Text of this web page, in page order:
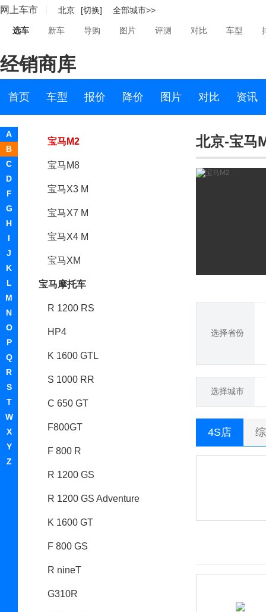
网上车市 北京 [切换] 全部城市>>
选车 新车 导购 图片 评测 对比 车型
经销商库
首页 车型 报价 降价 图片 对比 资讯
A
B
C
D
F
G
H
I
J
K
L
M
N
O
P
Q
R
S
T
W
X
Y
Z
宝马X6 M
宝马M3
宝马M4
宝马M2
宝马M8
宝马X3 M
宝马X7 M
宝马X4 M
宝马XM
宝马摩托车
R 1200 RS
HP4
K 1600 GTL
S 1000 RR
C 650 GT
F800GT
F 800 R
R 1200 GS
R 1200 GS Adventure
K 1600 GT
F 800 GS
R nineT
G310R
北京-宝马
选择省份
选择城市
4S店